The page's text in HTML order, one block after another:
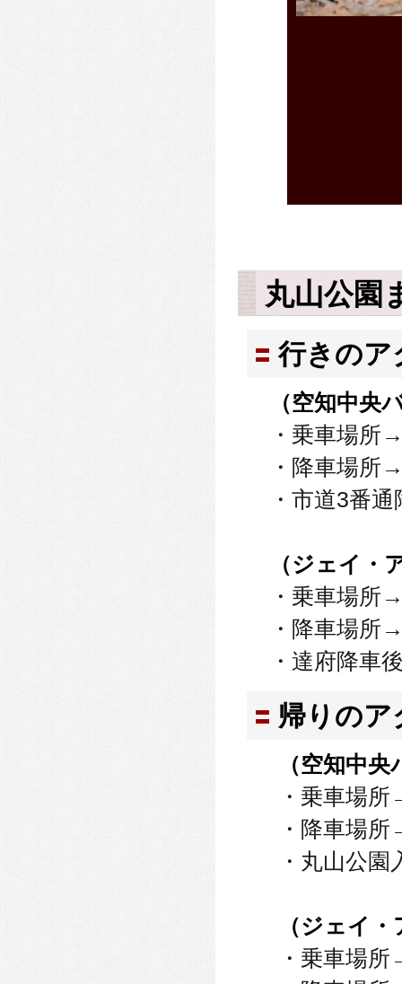
丸山公園
行きのア
（空知中央
・乗車場所
・降車場所
・市道3番
（ジェイ・
・乗車場所
・降車場所
・達府降車
帰りのア
（空知中央
・乗車場
・降車場
・丸山公
（ジェイ
・乗車場